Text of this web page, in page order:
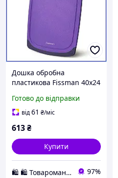
Дошка обробна
пластикова Fissman 40х24
велика для кухні та овочів
НЧ
Готово до відправки
від61 ₴/міс
613₴
Купити
🛍️ 🛍️ Товароманія 🛍️ 🛍️ 97%